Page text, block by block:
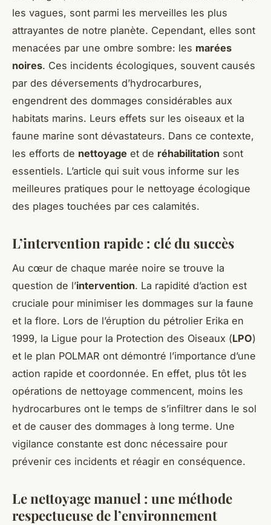
les vagues, sont parmi les merveilles les plus
attrayantes de notre planète. Cependant, elles sont
menacées par une ombre sombre: les marées
noires. Ces incidents écologiques, souvent causés
par des déversements d’hydrocarbures,
engendrent des dommages considérables aux
habitats marins. Leurs effets sur les oiseaux et la
faune marine sont dévastateurs. Dans ce contexte,
les efforts de nettoyage et de réhabilitation sont
essentiels. L’article qui suit vous informe sur les
meilleures pratiques pour le nettoyage écologique
des plages touchées par ces calamités.
L’intervention rapide : clé du succès
Au cœur de chaque marée noire se trouve la
question de l’intervention. La rapidité d’action est
cruciale pour minimiser les dommages sur la faune
et la flore. Lors de l’éruption du pétrolier Erika en
1999, la Ligue pour la Protection des Oiseaux (LPO)
et le plan POLMAR ont démontré l’importance d’une
action rapide et coordonnée. En effet, plus tôt les
opérations de nettoyage commencent, moins les
hydrocarbures ont le temps de s’infiltrer dans le sol
et de causer des dommages à long terme. Une
vigilance constante est donc nécessaire pour
prévenir ces incidents et réagir en conséquence.
Le nettoyage manuel : une méthode
respectueuse de l’environnement